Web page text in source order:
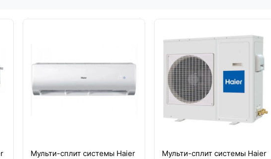
Мульти-сплит системы Haier
Мульти-сплит системы Haier